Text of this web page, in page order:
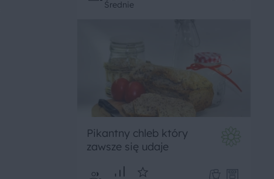
Średnie
Pikantny chleb który
zawsze się udaje